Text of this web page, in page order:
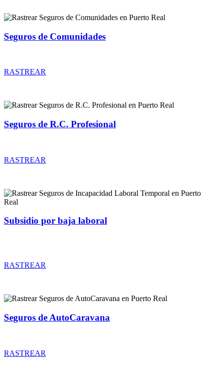
Seguros de Comunidades
RASTREAR
Seguros de R.C. Profesional
RASTREAR
Subsidio por baja laboral
RASTREAR
Seguros de AutoCaravana
RASTREAR